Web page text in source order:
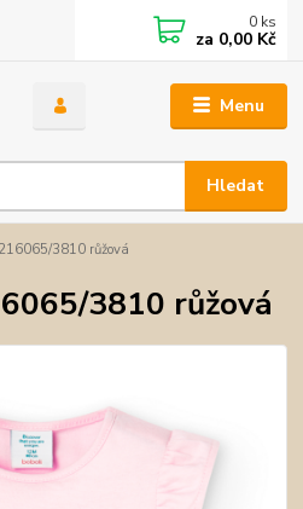
Menu
Hledat
0 ks
za 0,00 Kč
3810 růžová
3810 růžová